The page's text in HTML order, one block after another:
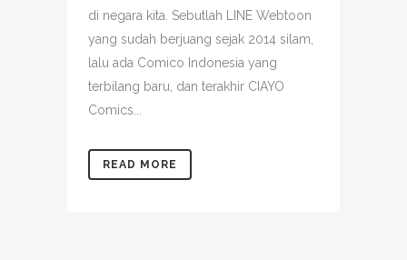
di negara kita. Sebutlah LINE Webtoon
yang sudah berjuang sejak 2014 silam,
lalu ada Comico Indonesia yang
terbilang baru, dan terakhir CIAYO
Comics...
READ MORE